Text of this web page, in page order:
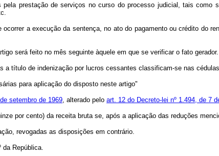
pela prestação de serviços no curso do processo judicial, tais
a execução da sentença, no ato do pagamento ou crédito do
será feito no mês seguinte àquele em que se verificar o fato gerador.
título de indenização por lucros cessantes classificam-se nas
para aplicação do disposto neste artigo"
setembro de 1969 , alterado pelo art. 12 do Decreto-lei nº 1.494, de 7
por cento) da receita bruta se, após a aplicação das reduções
revogadas as disposições em contrário.
República.